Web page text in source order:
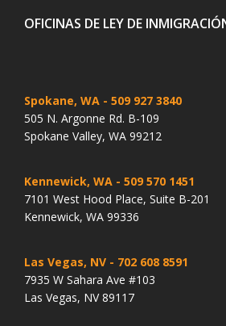
OFICINAS DE LEY DE
Spokane, WA - 509 927 3840
505 N. Argonne Rd. B-109
Spokane Valley, WA 99212
Kennewick, WA - 509 570 1451
7101 West Hood Place, Suite B-201
Kennewick, WA 99336
Las Vegas, NV - 702 608 8591
7935 W Sahara Ave #103
Las Vegas, NV 89117